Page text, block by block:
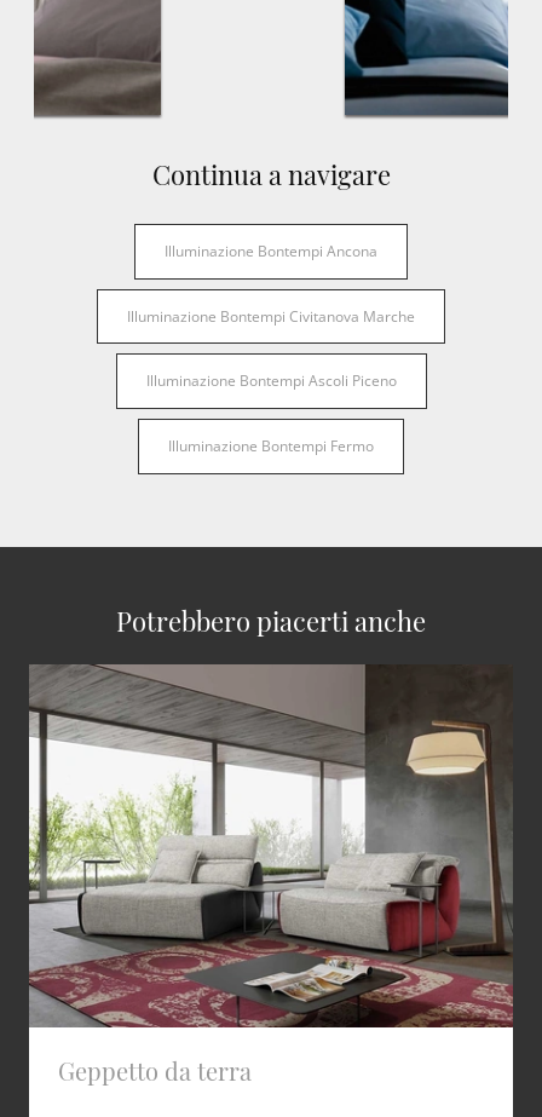
Continua a navigare
Illuminazione Bontempi Ancona
Illuminazione Bontempi Civitanova Marche
Illuminazione Bontempi Ascoli Piceno
Illuminazione Bontempi Fermo
Potrebbero piacerti anche
Geppetto da terra